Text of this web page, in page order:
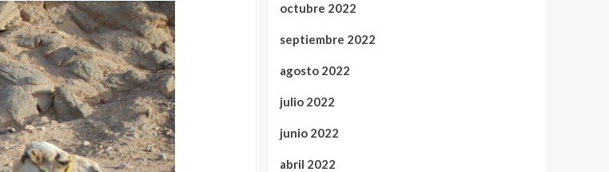
octubre 2022
septiembre 2022
agosto 2022
julio 2022
junio 2022
abril 2022